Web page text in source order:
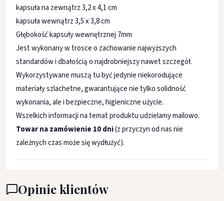
kapsuła na zewnątrz 3,2 x 4,1 cm
kapsuła wewnątrz 3,5 x 3,8 cm
Głębokość kapsuły wewnętrznej 7mm
Jest wykonany w trosce o zachowanie najwyższych
standardów i dbałością o najdrobniejszy nawet szczegół.
Wykorzystywane muszą tu być jedynie niekorodujące
materiały szlachetne, gwarantujące nie tylko solidność
wykonania, ale i bezpieczne, higieniczne użycie.
Wszelkich informacji na temat produktu udzielamy mailowo.
Towar na zamówienie 10 dni(z przyczyn od nas nie
zależnych czas może się wydłużyć).
Opinie klientów